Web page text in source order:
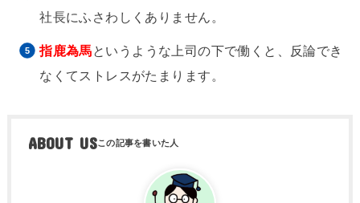
社長にふさわしくありません。
指鹿為馬というような上司の下で働くと、反論でき
なくてストレスがたまります。
ABOUT US